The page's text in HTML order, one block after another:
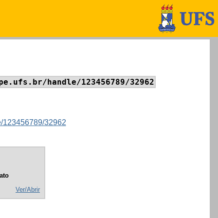
handle/123456789/32962
123456789/32962
Ver/Abrir